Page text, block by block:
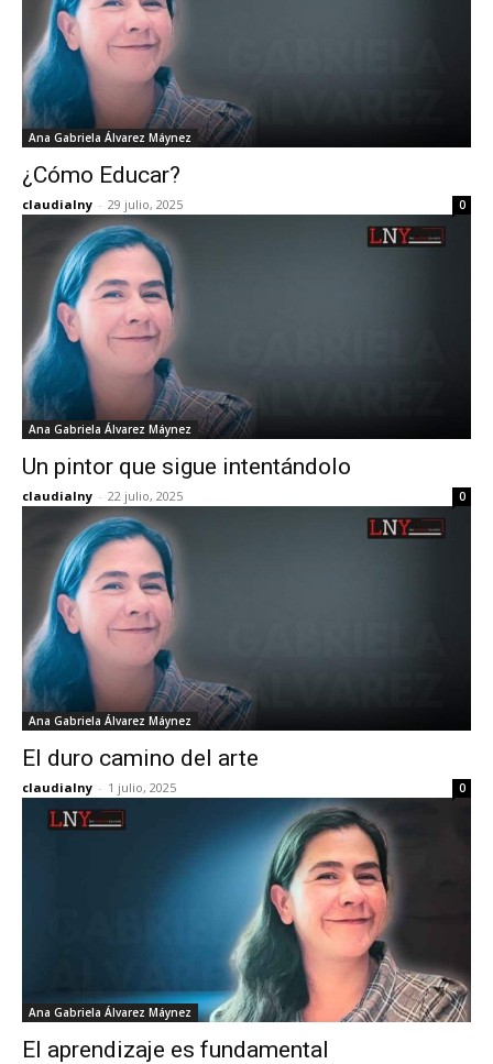
Ana Gabriela Álvarez Máynez
¿Cómo Educar?
claudialny - 29 julio, 2025 0
Ana Gabriela Álvarez Máynez
Un pintor que sigue intentándolo
claudialny - 22 julio, 2025 0
Ana Gabriela Álvarez Máynez
El duro camino del arte
claudialny - 1 julio, 2025 0
Ana Gabriela Álvarez Máynez
El aprendizaje es fundamental